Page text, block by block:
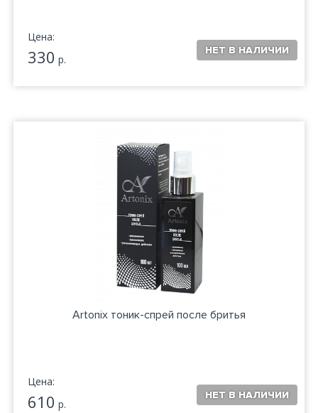
Цена:
330 р.
Artonix тоник-спрей после бритья
Цена:
610 р.